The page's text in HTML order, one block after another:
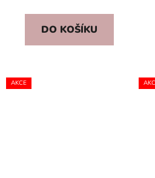
DO KOŠÍKU
AKCE